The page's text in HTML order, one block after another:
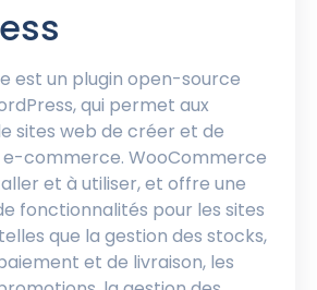
est un plugin open-source
qui permet aux
sites web de créer et de
e-commerce. WooCommerce
et à utiliser, et offre une
fonctionnalités pour les sites
que la gestion des stocks,
et de livraison, les